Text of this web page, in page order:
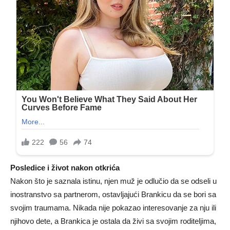
Posledice i život nakon otkrića
Nakon što je saznala istinu, njen muž je odlučio da se odseli u
inostranstvo sa partnerom, ostavljajući Brankicu da se bori sa
svojim traumama. Nikada nije pokazao interesovanje za nju ili
njihovo dete, a Brankica je ostala da živi sa svojim roditeljima,